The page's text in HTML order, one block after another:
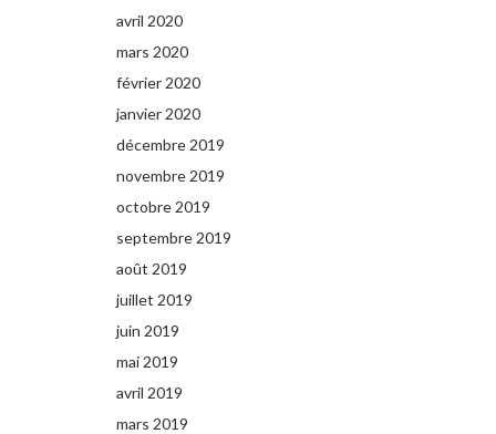
avril 2020
mars 2020
février 2020
janvier 2020
décembre 2019
novembre 2019
octobre 2019
septembre 2019
août 2019
juillet 2019
juin 2019
mai 2019
avril 2019
mars 2019